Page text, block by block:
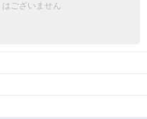
ございません